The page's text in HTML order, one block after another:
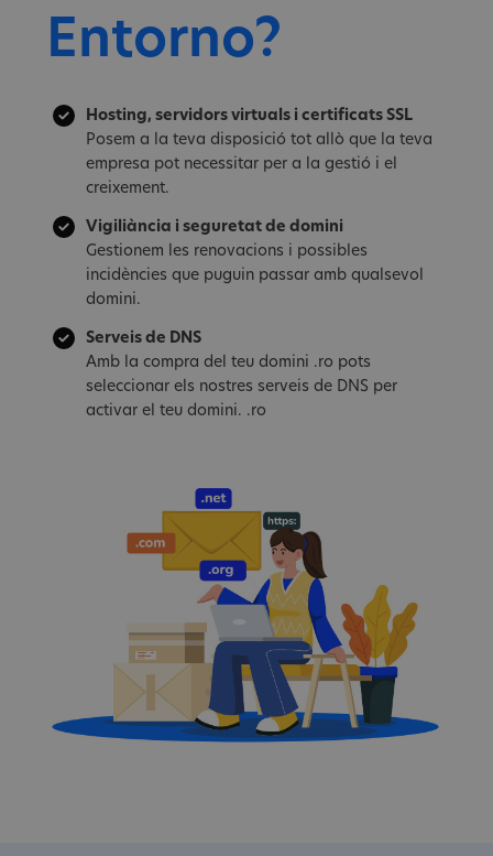
Entorno?
Hosting, servidors virtuals i certificats SSL
Posem a la teva disposició tot allò que la teva
empresa pot necessitar per a la gestió i el
creixement.
Vigiliància i seguretat de domini
Gestionem les renovacions i possibles
incidències que puguin passar amb qualsevol
domini.
Serveis de DNS
Amb la compra del teu domini .ro pots
seleccionar els nostres serveis de DNS per
activar el teu domini. .ro